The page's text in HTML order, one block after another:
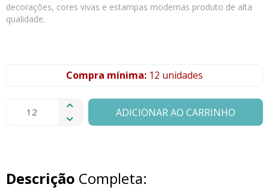
decorações, cores vivas e estampas modernas produto de alta
qualidade.
Compra mínima: 12 unidades
ADICIONAR AO CARRINHO
Descrição Completa: